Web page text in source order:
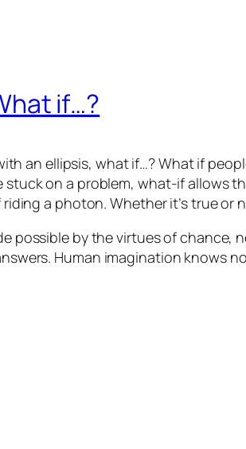
if…?
an ellipsis, what if…? What if
stuck on a problem, what-if allows
a photon. Whether it’s true
possible by the virtues of
Human imagination knows